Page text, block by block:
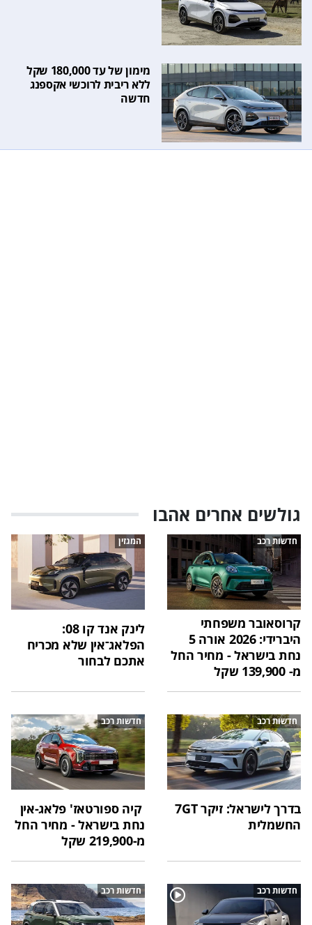
מימון של עד 180,000 שקל
ללא ריבית לרוכשי אקספנג
חדשה
גולשים אחרים אהבו
חדשות רכב
קרוסאובר משפחתי
היברידי: 2026 אורה 5
נחת בישראל - מחיר החל
מ- 139,900 שקל
המגזין
לינק אנד קו 08:
הפלאג־אין שלא מכריח
אתכם לבחור
חדשות רכב
בדרך לישראל: זיקר 7GT
החשמלית
חדשות רכב
קיה ספורטאז' פלאג-אין
נחת בישראל - מחיר החל
מ-219,900 שקל
חדשות רכב חדשות רכב